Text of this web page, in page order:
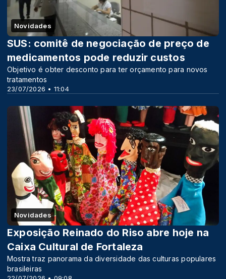
Novidades
23/07/2026 • 11:04
SUS: comitê de negociação de preço de
medicamentos pode reduzir custos
Objetivo é obter desconto para ter orçamento para novos
tratamentos
Novidades
Exposição Reinado do Riso abre hoje na
Caixa Cultural de Fortaleza
Mostra traz panorama da diversidade das culturas populares
brasileiras